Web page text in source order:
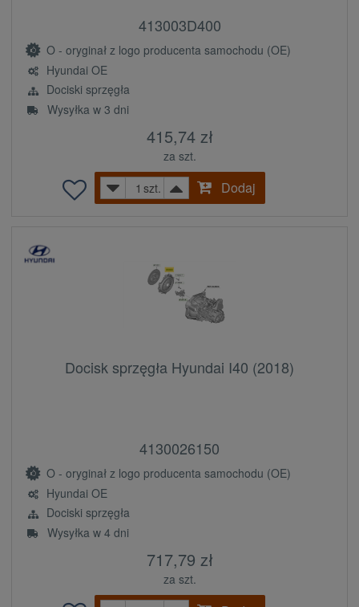
413003D400
O - oryginał z logo producenta samochodu (OE)
Hyundai OE
Dociski sprzęgła
Wysyłka w 3 dni
415,74 zł
za szt.
szt.
Dodaj
Docisk sprzęgła Hyundai I40 (2018)
4130026150
O - oryginał z logo producenta samochodu (OE)
Hyundai OE
Dociski sprzęgła
Wysyłka w 4 dni
717,79 zł
za szt.